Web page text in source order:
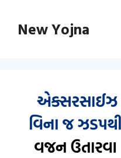
contentNew Yojna